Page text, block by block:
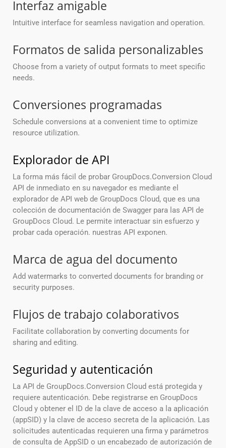
Interfaz amigable
Intuitive interface for seamless navigation and operation.
Formatos de salida personalizables
Choose from a variety of output formats to meet specific
needs.
Conversiones programadas
Schedule conversions at a convenient time to optimize
resource utilization.
Explorador de API
La forma más fácil de probar GroupDocs.Conversion Cloud
API de inmediato en su navegador es mediante el
explorador de API web de GroupDocs Cloud, que es una
colección de documentación de Swagger para las API de
GroupDocs Cloud. Le permite interactuar sin esfuerzo y
probar cada operación. nuestras API exponen.
Marca de agua del documento
Add watermarks to converted documents for branding or
security purposes.
Flujos de trabajo colaborativos
Facilitate collaboration by converting documents for
sharing and editing.
Seguridad y autenticación
La API de GroupDocs.Conversion Cloud está protegida y
requiere autenticación. Debe registrarse en GroupDocs
Cloud y obtener el ID de la clave de acceso a la aplicación
(appSID) y la clave de acceso secreta de la aplicación. Las
solicitudes autenticadas requieren una firma y parámetros
de consulta de AppSID o un encabezado de autorización de